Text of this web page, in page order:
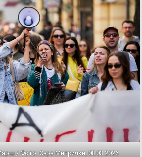
/ Фото: Сара Митрички, 08.03.2026